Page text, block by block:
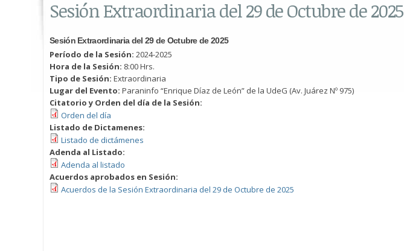
Sesión Extraordinaria del 29 de Octubre de 2025
Sesión Extraordinaria del 29 de Octubre de 2025
Período de la Sesión: 2024-2025
Hora de la Sesión: 8:00 Hrs.
Tipo de Sesión: Extraordinaria
Lugar del Evento: Paraninfo “Enrique Díaz de León” de la UdeG (Av. Juárez Nº 975)
Citatorio y Orden del día de la Sesión:
Orden del día
Listado de Dictamenes:
Listado de dictámenes
Adenda al Listado:
Adenda al listado
Acuerdos aprobados en Sesión:
Acuerdos de la Sesión Extraordinaria del 29 de Octubre de 2025